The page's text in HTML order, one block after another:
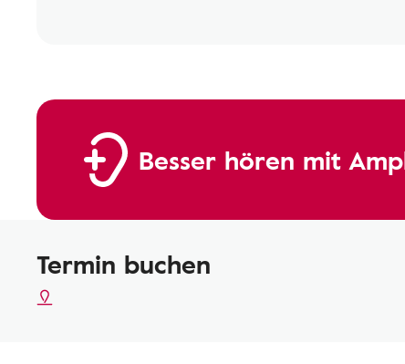
Besser hören mit
Termin buchen